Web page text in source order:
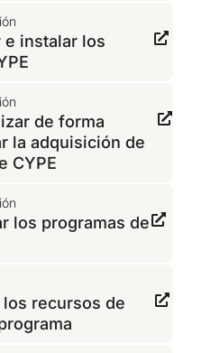
e instalar los
de forma
la adquisición de
CYPE
los programas de
los recursos de